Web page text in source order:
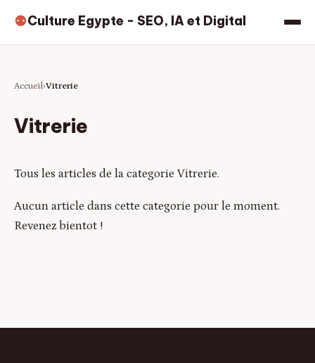
⚉Culture Egypte - SEO, IA et Digital
Accueil Vitrerie
Vitrerie
Tous les articles de la categorie Vitrerie.
Aucun article dans cette categorie pour le moment.
Revenez bientot !